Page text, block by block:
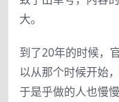
大。
到了20年的时候，
以从那个时候开始
于是乎做的人也慢慢